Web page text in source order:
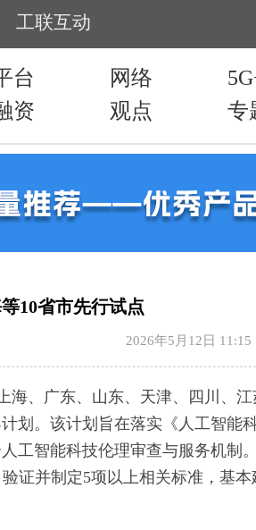
10省市先行试点
2026年5月12日 11:15
、广东、山东、天津、四川、江
划。该计划旨在落实《人工智能
工智能科技伦理审查与服务机制
证并制定5项以上相关标准，基本